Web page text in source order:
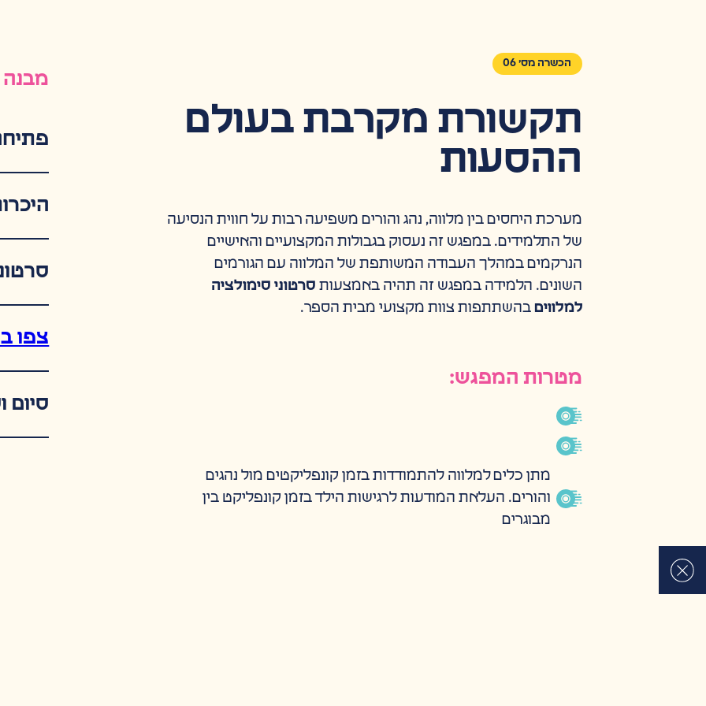
הכשרה מס׳ 06
תקשורת מקרבת בעולם
ההסעות
מערכת היחסים בין מלווה, נהג והורים משפיעה רבות על חווית הנסיעה
של התלמידים. במפגש זה נעסוק בגבולות המקצועיים והאישיים
הנרקמים במהלך העבודה המשותפת של המלווה עם הגורמים
השונים. הלמידה במפגש זה תהיה באמצעות סרטוני סימולציה
למלוויםבהשתתפות צוות מקצועי מבית הספר.
מטרות המפגש:
מתן כלים למלווה להתמודדות בזמן קונפליקטים מול נהגים
והורים. העלאת המודעות לרגישות הילד בזמן קונפליקט בין
מבוגרים
צפו
סיום